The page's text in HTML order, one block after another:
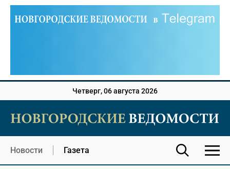
Четверг, 06 августа 2026
Новости Газета